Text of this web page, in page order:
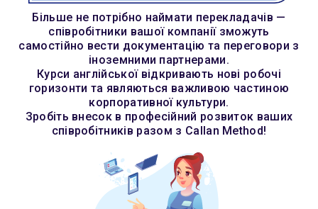
Більше не потрібно наймати перекладачів —
співробітники вашої компанії зможуть
самостійно вести документацію та переговори з
іноземними партнерами.
Курси англійської відкривають нові робочі
горизонти та являються важливою частиною
корпоративної культури.
Зробіть внесок в професійний розвиток ваших
співробітників разом з Callan Method!